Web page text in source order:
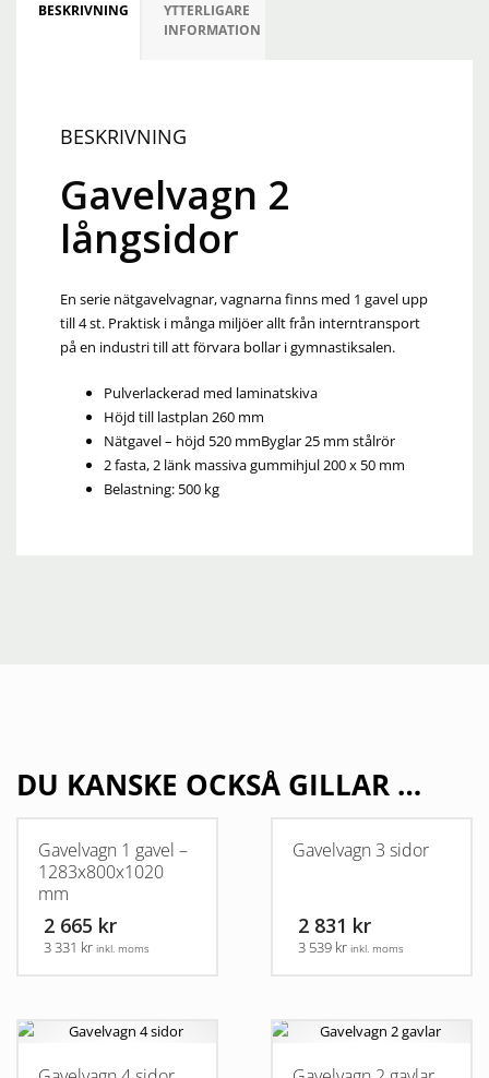
BESKRIVNING
YTTERLIGARE
INFORMATION
BESKRIVNING
Gavelvagn 2
långsidor
En serie nätgavelvagnar, vagnarna finns med 1 gavel upp
till 4 st. Praktisk i många miljöer allt från interntransport
på en industri till att förvara bollar i gymnastiksalen.
Pulverlackerad med laminatskiva
Höjd till lastplan 260 mm
Nätgavel – höjd 520 mmByglar 25 mm stålrör
2 fasta, 2 länk massiva gummihjul 200 x 50 mm
Belastning: 500 kg
DU KANSKE OCKSÅ GILLAR …
Gavelvagn 1 gavel –
1283x800x1020
mm
2 665 kr
3 331 kr inkl. moms
Gavelvagn 3 sidor
2 831 kr
3 539 kr inkl. moms